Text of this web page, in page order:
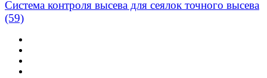
Система контроля высева для сеялок точного высева
(59)